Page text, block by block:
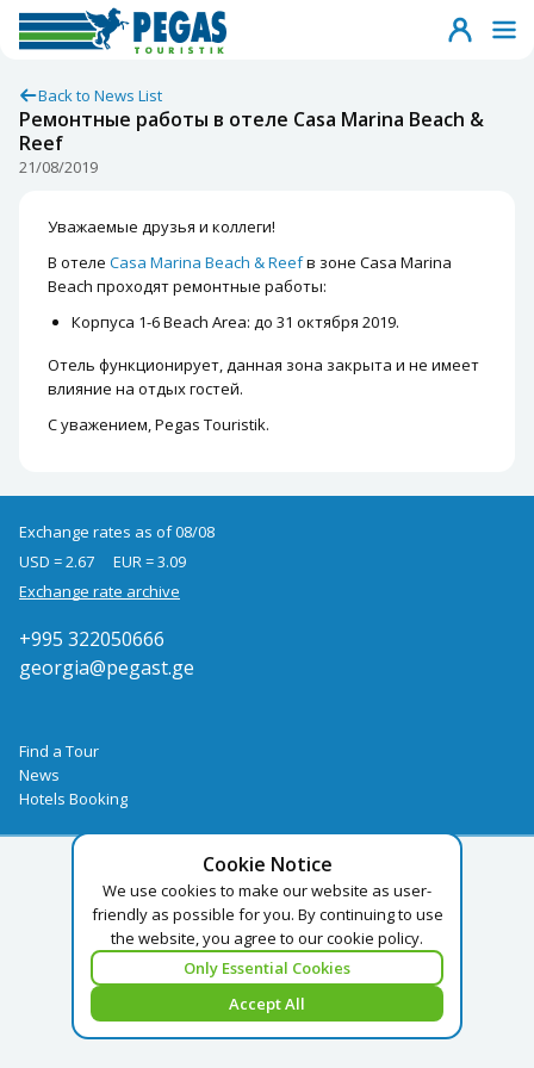
Back to News List
Ремонтные работы в отеле Casa Marina Beach &
Reef
21/08/2019
Уважаемые друзья и коллеги!
В отеле Casa Marina Beach & Reefв зоне Casa Marina
Beach проходят ремонтные работы:
Корпуса 1-6 Beach Area: до 31 октября 2019.
Отель функционирует, данная зона закрыта и не имеет
влияние на отдых гостей.
С уважением, Pegas Touristik.
Cookie Notice
We use cookies to make our website as user-
friendly as possible for you. By continuing to use
the website, you agree to our cookie policy.
Only Essential Cookies
Accept All
Exchange rates as of 08/08
USD = 2.67
EUR = 3.09
Exchange rate archive
+995 322050666
georgia@pegast.ge
Find a Tour
News
Hotels Booking